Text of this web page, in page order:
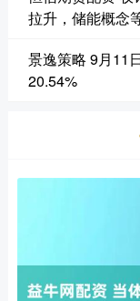
拉升，储能概念
景逸策略 9月11
20.54%